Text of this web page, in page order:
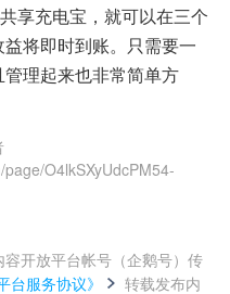
享充电宝，就可以在三个
将即时到账。只需要一
理起来也非常简单方
O4lkSXyUdcPM54-
开放平台帐号（企鹅号）传
台服务协议》 转载发布内